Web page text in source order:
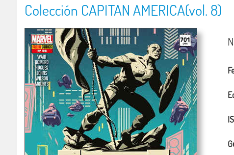
Colección CAPITAN AMERICA(vol. 8)